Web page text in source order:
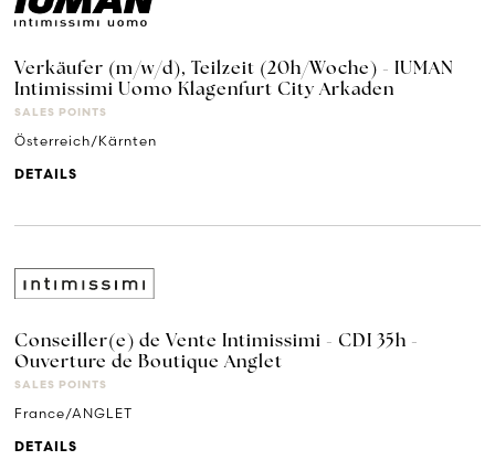
Verkäufer (m/w/d), Teilzeit (20h/Woche) - IUMAN
Intimissimi Uomo Klagenfurt City Arkaden
SALES POINTS
Österreich/Kärnten
DETAILS
Conseiller(e) de Vente Intimissimi - CDI 35h -
Ouverture de Boutique Anglet
SALES POINTS
France/ANGLET
DETAILS